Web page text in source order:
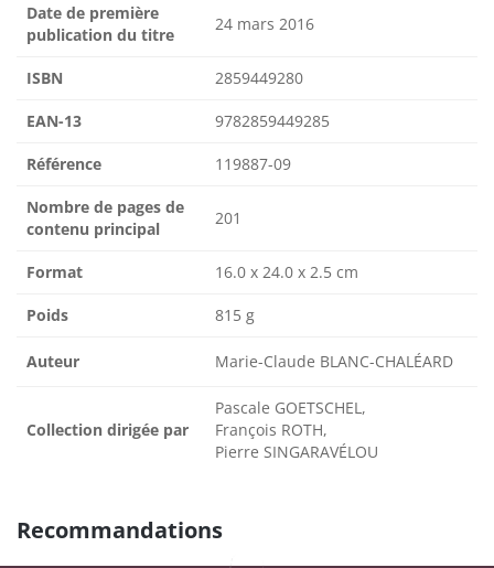
Date de première
publication du titre
24 mars 2016
ISBN 2859449280
EAN-13 9782859449285
Référence 119887-09
Nombre de pages de
contenu principal
201
Format 16.0 x 24.0 x 2.5 cm
Poids 815 g
Auteur Marie-Claude BLANC-CHALÉARD
Collection dirigée par
Pascale GOETSCHEL,
François ROTH,
Pierre SINGARAVÉLOU
Recommandations